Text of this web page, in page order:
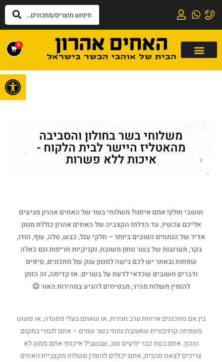
0
משלוחי בשר בחולון והסביבה
מהאטליז היישר לבית הלקוח -
איכות ללא פשרות
תושבי חולון! אתם איתנו? משלוחי בשר של האחים אהרון מגיעים
אליכם עכשיו, עד הדלת! הקצביה של האחים אהרון כוללת מגוון
אדיר של הנתחים הטובים ביותר – חלקי עגל, כבש, טלה, עוף, הודו,
בקר, תערובות של בשר טחון משובח, נקניקיות חריפות וגם כאלה
שפחות ובאתר יש לכם גישה למגוון ענק של מתכונים, טיפים
ודברים חשובים שכדאי לדעת על בשרים. אז קדימה, זה הזמן
להזמין משלוח מהיר, מבטיחים להגיע במהירות האור😉
בין אם מתכננים ארוחת ערב חגיגית, או שאתם בעלי מסעדה, או פשוט
משפחה קרניבורית שאוהבת נתחי בשר שווים – אתם לגמרי במקום
הנכון. אתם בטח כבר יודעים טוב, שבשביל איכותי אתם ממש לא
צריכים לצאת מהבית, אתם יכולים להזמין משלוח מקצביית האחים